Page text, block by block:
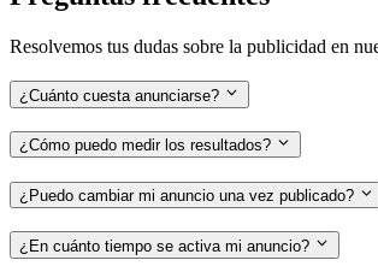
Resolvemos tus dudas sobre la publicidad en
¿Cuánto cuesta anunciarse?
¿Cómo puedo medir los resultados?
¿Puedo cambiar mi anuncio una vez publicado?
¿En cuánto tiempo se activa mi anuncio?